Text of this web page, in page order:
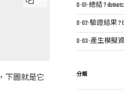
，下圖就是它
D-01-總結 ?
D-02-驗證結果 ?
D-03-產生模擬資
分類